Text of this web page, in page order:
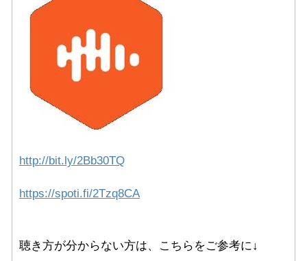
http://bit.ly/2Bb30TQ
https://spoti.fi/2Tzq8CA
聴き方が分からない方は、こちらをご参考に↓